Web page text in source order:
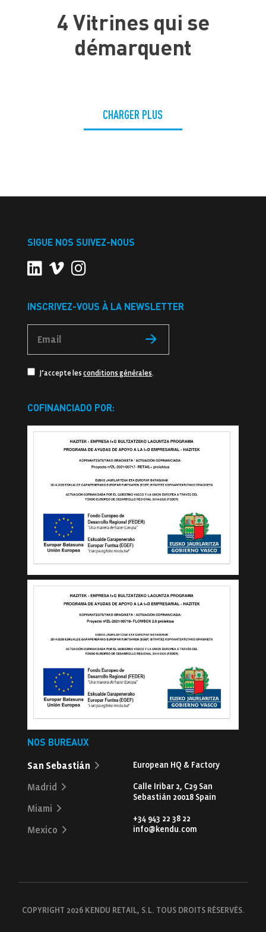
4 Vitrines qui se
démarquent
CHARGER PLUS
SIGUE NOS SUIVEZ-NOUS
INSCRIVEZ-VOUS À LA NEWSLETTER
J’accepte lesconditions générales.
COFINANCIADO POR:
NOS BUREAUX
San Sebastián
Madrid
Miami
Mexico
European HQ & Factory
Calle Iribar 2, C29 San
Sebastián 20018 Spain
+34 943 22 38 22
info@kendu.com
COPYRIGHT 2026 KENDU RETAIL, S.L. TOUS DROITS RÉSERVÉS.